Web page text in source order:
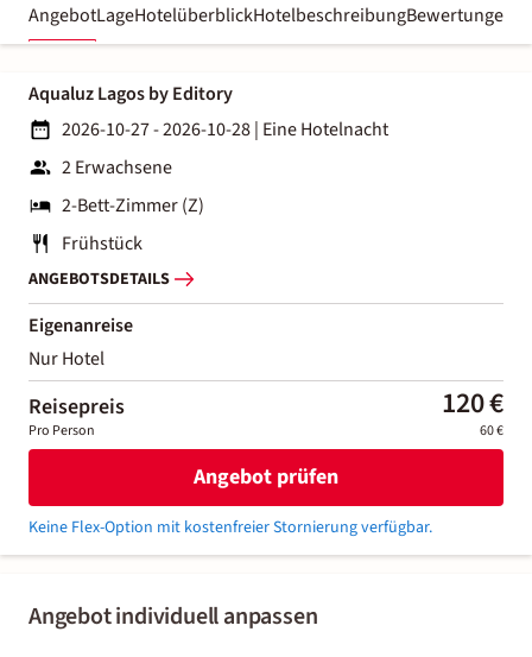
AngebotLageHotelüberblickHotelbeschreibungBewertungen
Angebot individuell anpassen
Aqualuz Lagos by Editory
2026-10-27 - 2026-10-28| Eine Hotelnacht
2 Erwachsene
2-Bett-Zimmer (Z)
Frühstück
ANGEBOTSDETAILS
Eigenanreise
Nur Hotel
Reisepreis 120 €
Pro Person 60 €
Angebot prüfen
Keine Flex-Option mit kostenfreier Stornierung verfügbar.